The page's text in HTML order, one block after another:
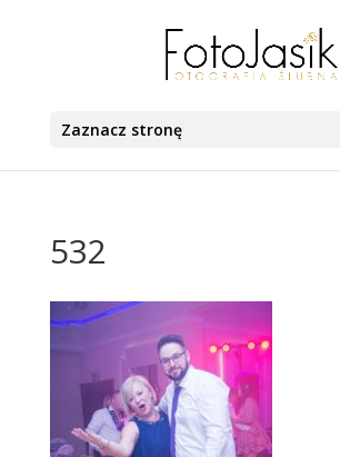
Zaznacz stronę
532